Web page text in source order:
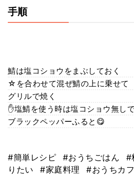
手順
鯖は塩コショウをまぶしておく
☆を合わせて混ぜ鯖の上に乗せて
グリルで焼く
✋塩鯖を使う時は塩コショウ無し
ブラックペッパーふると😋
#簡単レシピ #おうちごはん
#
りたい
#家庭料理 #おうちカ